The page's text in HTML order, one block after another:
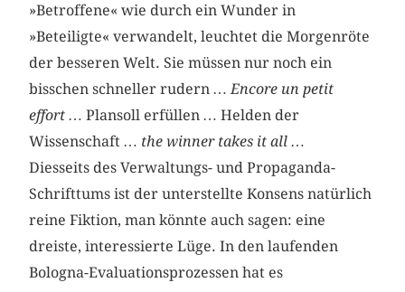
»Betroffene« wie durch ein Wunder in
»Beteiligte« verwandelt, leuchtet die Morgenröte
der besseren Welt. Sie müssen nur noch ein
bisschen schneller rudern …Encore un petit
effort … Plansoll erfüllen … Helden der
Wissenschaft … the winner takes it all …
Diesseits des Verwaltungs- und Propaganda-
Schrifttums ist der unterstellte Konsens natürlich
reine Fiktion, man könnte auch sagen: eine
dreiste, interessierte Lüge. In den laufenden
Bologna-Evaluationsprozessen hat es